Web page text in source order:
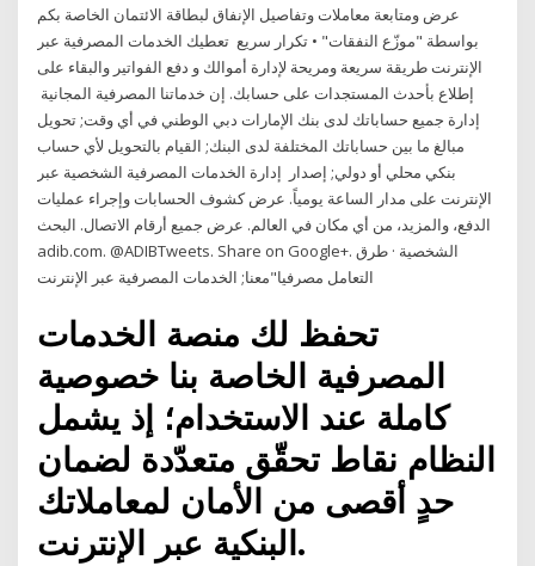
عرض ومتابعة معاملات وتفاصيل الإنفاق لبطاقة الائتمان الخاصة بكم
بواسطة "موزّع النفقات" • تكرار سريع تعطيك الخدمات المصرفية عبر
الإنترنت طريقة سريعة ومريحة لإدارة أموالك و دفع الفواتير والبقاء على
إطلاع بأحدث المستجدات على حسابك. إن خدماتنا المصرفية المجانية
إدارة جميع حساباتك لدى بنك الإمارات دبي الوطني في أي وقت; تحويل
مبالغ ما بين حساباتك المختلفة لدى البنك; القيام بالتحويل لأي حساب
بنكي محلي أو دولي; إصدار إدارة الخدمات المصرفية الشخصية عبر
الإنترنت على مدار الساعة يومياً. عرض كشوف الحسابات وإجراء عمليات
الدفع، والمزيد، من أي مكان في العالم. عرض جميع أرقام الاتصال. البحث
adib.com. @ADIBTweets. Share on Google+. الشخصية · طرق
تحفظ لك منصة الخدمات
المصرفية الخاصة بنا خصوصية
كاملة عند الاستخدام؛ إذ يشمل
النظام نقاط تحقّق متعدّدة لضمان
حدٍ أقصى من الأمان لمعاملاتك
البنكية عبر الإنترنت.